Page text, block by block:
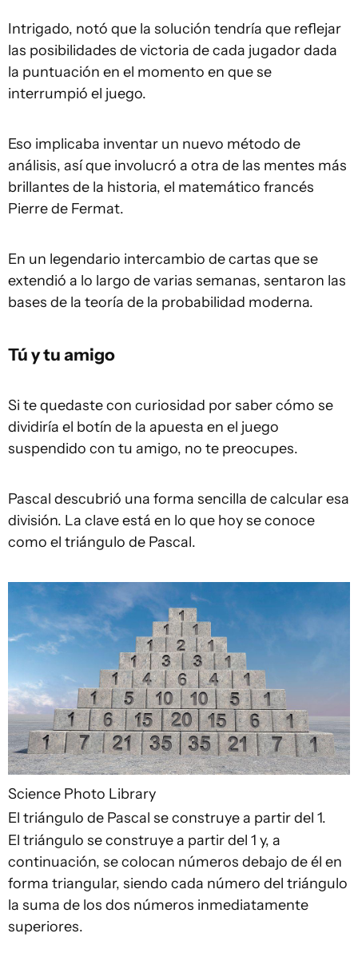
Intrigado, notó que la solución tendría que reflejar
las posibilidades de victoria de cada jugador dada
la puntuación en el momento en que se
interrumpió el juego.
Eso implicaba inventar un nuevo método de
análisis, así que involucró a otra de las mentes más
brillantes de la historia, el matemático francés
Pierre de Fermat.
En un legendario intercambio de cartas que se
extendió a lo largo de varias semanas, sentaron las
bases de la teoría de la probabilidad moderna.
Tú y tu amigo
Si te quedaste con curiosidad por saber cómo se
dividiría el botín de la apuesta en el juego
suspendido con tu amigo, no te preocupes.
Pascal descubrió una forma sencilla de calcular esa
división. La clave está en lo que hoy se conoce
como el triángulo de Pascal.
Science Photo Library
El triángulo de Pascal se construye a partir del 1.
El triángulo se construye a partir del 1 y, a
continuación, se colocan números debajo de él en
forma triangular, siendo cada número del triángulo
la suma de los dos números inmediatamente
superiores.